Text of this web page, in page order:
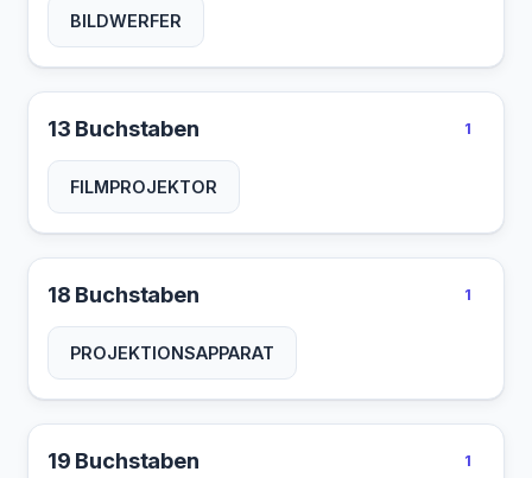
BILDWERFER
13 Buchstaben 1
FILMPROJEKTOR
18 Buchstaben 1
PROJEKTIONSAPPARAT
19 Buchstaben 1